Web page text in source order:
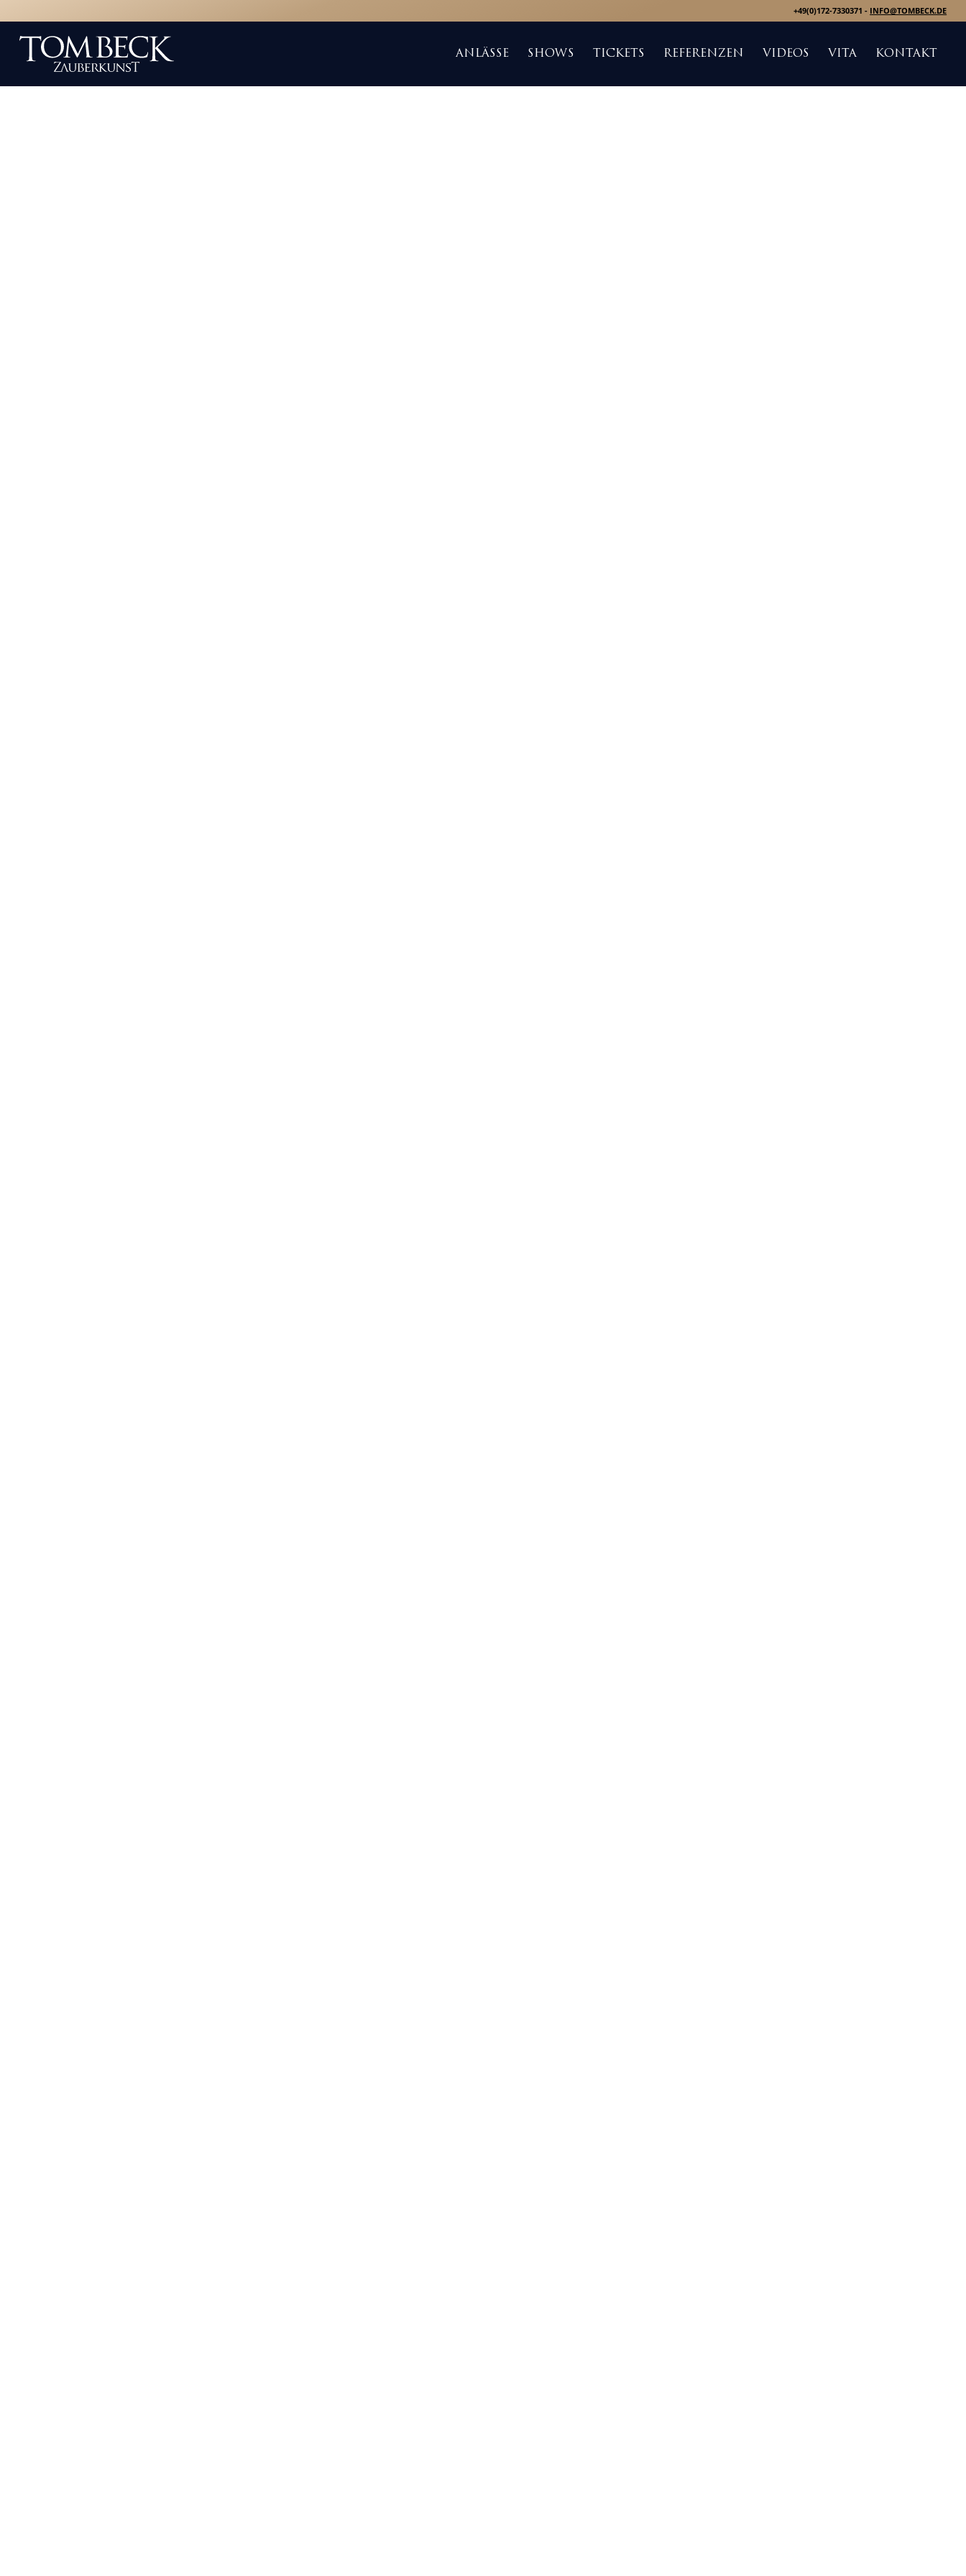
+49(0)172-7330371 - INFO@TOMBECK.DE
ANLÄSSE SHOWS TICKETS REFERENZEN VIDEOS VITA KONTAKT